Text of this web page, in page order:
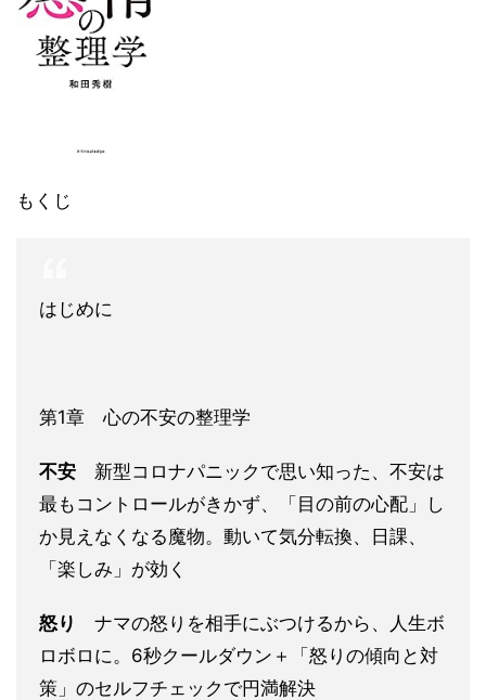
もくじ
はじめに
第1章 心の不安の整理学
不安 新型コロナパニックで思い知った、不安は
最もコントロールがきかず、「目の前の心配」し
か見えなくなる魔物。動いて気分転換、日課、
「楽しみ」が効く
怒り
ナマの怒りを相手にぶつけるから、人生ボ
ロボロに。6秒クールダウン＋「怒りの傾向と対
策」のセルフチェックで円満解決